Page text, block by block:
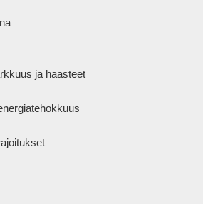
ja haasteet